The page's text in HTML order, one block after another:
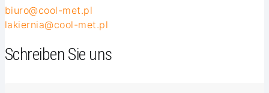
biuro@cool-met.pl
lakiernia@cool-met.pl
Schreiben Sie uns